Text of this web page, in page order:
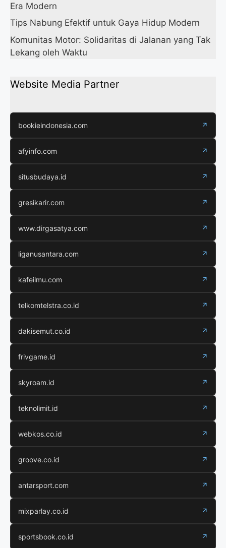
Era Modern
Tips Nabung Efektif untuk Gaya Hidup Modern
Komunitas Motor: Solidaritas di Jalanan yang Tak
Lekang oleh Waktu
Website Media Partner
bookieindonesia.com ↗
afyinfo.com ↗
situsbudaya.id ↗
gresikarir.com ↗
www.dirgasatya.com ↗
liganusantara.com ↗
kafeilmu.com ↗
telkomtelstra.co.id ↗
dakisemut.co.id ↗
frivgame.id ↗
skyroam.id ↗
teknolimit.id ↗
webkos.co.id ↗
groove.co.id ↗
antarsport.com ↗
mixparlay.co.id ↗
sportsbook.co.id ↗